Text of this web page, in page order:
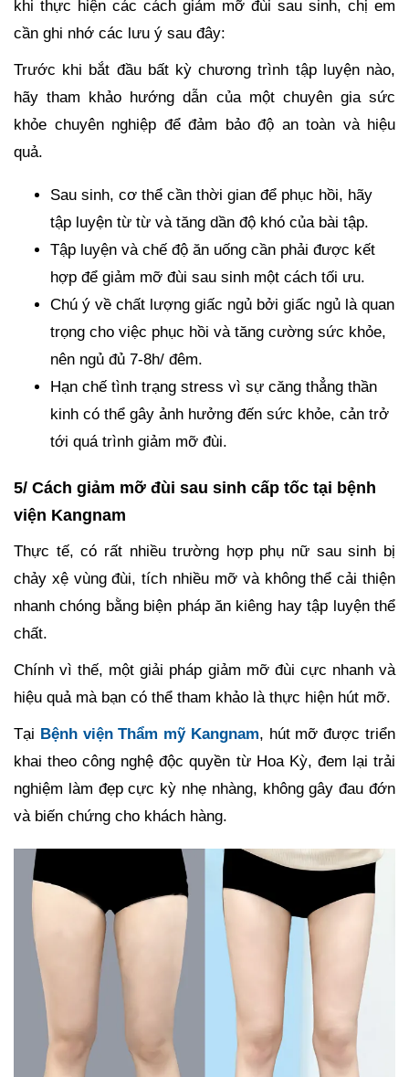
khi thực hiện các cách giảm mỡ đùi sau sinh, chị em
cần ghi nhớ các lưu ý sau đây:
Trước khi bắt đầu bất kỳ chương trình tập luyện nào,
hãy tham khảo hướng dẫn của một chuyên gia sức
khỏe chuyên nghiệp để đảm bảo độ an toàn và hiệu
quả.
Sau sinh, cơ thể cần thời gian để phục hồi, hãy
tập luyện từ từ và tăng dần độ khó của bài tập.
Tập luyện và chế độ ăn uống cần phải được kết
hợp để giảm mỡ đùi sau sinh một cách tối ưu.
Chú ý về chất lượng giấc ngủ bởi giấc ngủ là quan
trọng cho việc phục hồi và tăng cường sức khỏe,
nên ngủ đủ 7-8h/ đêm.
Hạn chế tình trạng stress vì sự căng thẳng thần
kinh có thể gây ảnh hưởng đến sức khỏe, cản trở
tới quá trình giảm mỡ đùi.
5/ Cách giảm mỡ đùi sau sinh cấp tốc tại bệnh
viện Kangnam
Thực tế, có rất nhiều trường hợp phụ nữ sau sinh bị
chảy xệ vùng đùi, tích nhiều mỡ và không thể cải thiện
nhanh chóng bằng biện pháp ăn kiêng hay tập luyện thể
chất.
Chính vì thế, một giải pháp giảm mỡ đùi cực nhanh và
hiệu quả mà bạn có thể tham khảo là thực hiện hút mỡ.
Tại Bệnh viện Thẩm mỹ Kangnam, hút mỡ được triển
khai theo công nghệ độc quyền từ Hoa Kỳ, đem lại trải
nghiệm làm đẹp cực kỳ nhẹ nhàng, không gây đau đớn
và biến chứng cho khách hàng.